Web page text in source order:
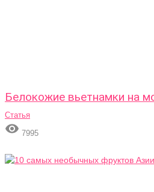
Белокожие вьетнамки на
Статья
 7995